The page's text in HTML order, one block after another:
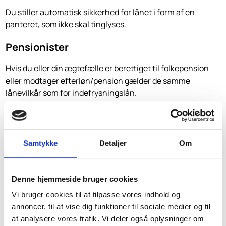
Samtykke Detaljer Om
Denne hjemmeside bruger cookies
Vi bruger cookies til at tilpasse vores indhold og
annoncer, til at vise dig funktioner til sociale medier og til
at analysere vores trafik. Vi deler også oplysninger om
Du stiller automatisk sikkerhed for lånet i form af en
panteret, som ikke skal tinglyses.
Pensionister
Hvis du eller din ægtefælle er berettiget til folkepension
eller modtager efterløn/pension gælder de samme
lånevilkår som for indefrysningslån.
Kontakt os
Har du brug for hjælp eller rådgivning vedr.
indefrysningslån kan du kontakte SkatteInform via vores
Ring til os på telefon 33 32 10 10
Send en e-mail på info@skatteinform.dk